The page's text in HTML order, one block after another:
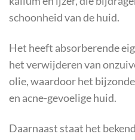
schoonheid van de huid.
Het heeft absorberende
het verwijderen van
olie, waardoor het
en acne-gevoelige huid.
Daarnaast staat het